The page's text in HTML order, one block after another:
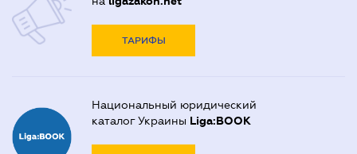
ТАРИФЫ
Национальный юридический
каталог Украины Liga:BOOK